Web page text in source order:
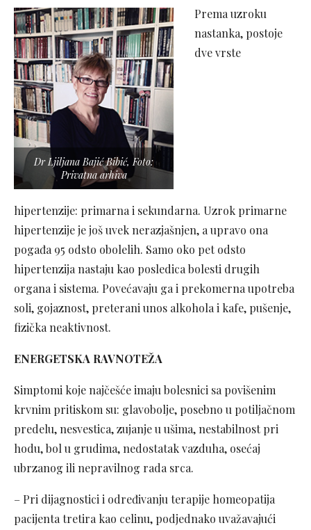
Dr Ljiljana Bajić Bibić, Foto:
Privatna arhiva
Prema uzroku
nastanka, postoje
dve vrste
hipertenzije: primarna i sekundarna. Uzrok primarne
hipertenzije je još uvek nerazjašnjen, a upravo ona
pogađa 95 odsto obolelih. Samo oko pet odsto
hipertenzija nastaju kao posledica bolesti drugih
organa i sistema. Povećavaju ga i prekomerna upotreba
soli, gojaznost, preterani unos alkohola i kafe, pušenje,
fizička neaktivnost.
ENERGETSKA RAVNOTEŽA
Simptomi koje najčešće imaju bolesnici sa povišenim
krvnim pritiskom su: glavobolje, posebno u potiljačnom
predelu, nesvestica, zujanje u ušima, nestabilnost pri
hodu, bol u grudima, nedostatak vazduha, osećaj
ubrzanog ili nepravilnog rada srca.
– Pri dijagnostici i određivanju terapije homeopatija
pacijenta tretira kao celinu, podjednako uvažavajući